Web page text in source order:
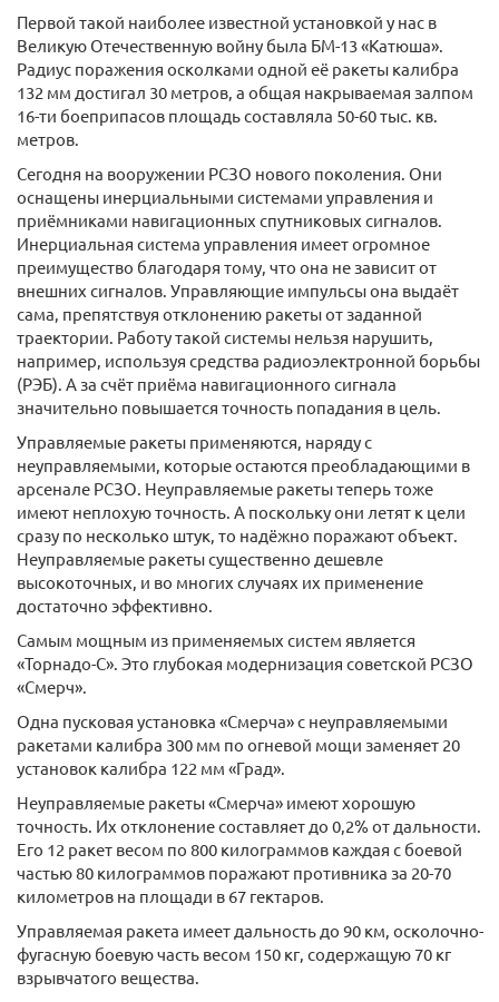
Первой такой наиболее известной установкой у нас в
Великую Отечественную войну была БМ-13 «Катюша».
Радиус поражения осколками одной её ракеты калибра
132 мм достигал 30 метров, а общая накрываемая залпом
16-ти боеприпасов площадь составляла 50-60 тыс. кв.
метров.
Сегодня на вооружении РСЗО нового поколения. Они
оснащены инерциальными системами управления и
приёмниками навигационных спутниковых сигналов.
Инерциальная система управления имеет огромное
преимущество благодаря тому, что она не зависит от
внешних сигналов. Управляющие импульсы она выдаёт
сама, препятствуя отклонению ракеты от заданной
траектории. Работу такой системы нельзя нарушить,
например, используя средства радиоэлектронной борьбы
(РЭБ). А за счёт приёма навигационного сигнала
значительно повышается точность попадания в цель.
Управляемые ракеты применяются, наряду с
неуправляемыми, которые остаются преобладающими в
арсенале РСЗО. Неуправляемые ракеты теперь тоже
имеют неплохую точность. А поскольку они летят к цели
сразу по несколько штук, то надёжно поражают объект.
Неуправляемые ракеты существенно дешевле
высокоточных, и во многих случаях их применение
достаточно эффективно.
Самым мощным из применяемых систем является
«Торнадо-С». Это глубокая модернизация советской РСЗО
«Смерч».
Одна пусковая установка «Смерча» с неуправляемыми
ракетами калибра 300 мм по огневой мощи заменяет 20
установок калибра 122 мм «Град».
Неуправляемые ракеты «Смерча» имеют хорошую
точность. Их отклонение составляет до 0,2% от дальности.
Его 12 ракет весом по 800 килограммов каждая с боевой
частью 80 килограммов поражают противника за 20-70
километров на площади в 67 гектаров.
Управляемая ракета имеет дальность до 90 км, осколочно-
фугасную боевую часть весом 150 кг, содержащую 70 кг
взрывчатого вещества.